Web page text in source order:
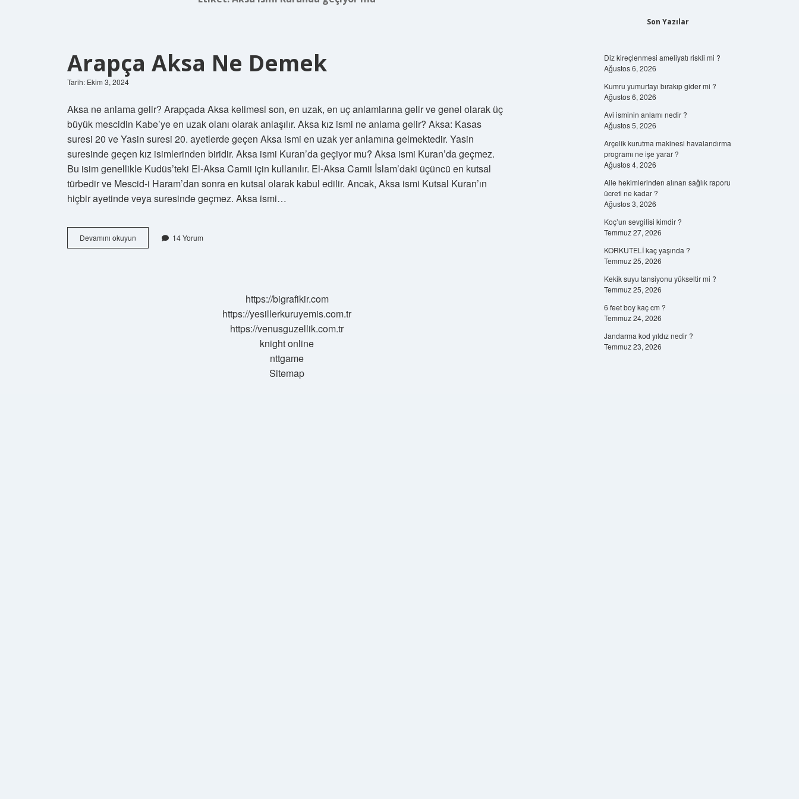
Arapça Aksa Ne Demek
Tarih: Ekim 3, 2024
Aksa ne anlama gelir? Arapçada Aksa kelimesi son, en uzak, en uç anlamlarına gelir ve genel olarak üç
büyük mescidin Kabe’ye en uzak olanı olarak anlaşılır. Aksa kız ismi ne anlama gelir? Aksa: Kasas
suresi 20 ve Yasin suresi 20. ayetlerde geçen Aksa ismi en uzak yer anlamına gelmektedir. Yasin
suresinde geçen kız isimlerinden biridir. Aksa ismi Kuran’da geçiyor mu? Aksa ismi Kuran’da geçmez.
Bu isim genellikle Kudüs’teki El-Aksa Camii için kullanılır. El-Aksa Camii İslam’daki üçüncü en kutsal
türbedir ve Mescid-i Haram’dan sonra en kutsal olarak kabul edilir. Ancak, Aksa ismi Kutsal Kuran’ın
hiçbir ayetinde veya suresinde geçmez. Aksa ismi…
Devamını okuyun
Aksa
14 Yorum
https://bigrafikir.com
https://yesillerkuruyemis.com.tr
https://venusguzellik.com.tr
knight online
nttgame
Sitemap
Son Yazılar
Diz kireçlenmesi ameliyatı riskli mi ?
Ağustos 6, 2026
Kumru yumurtayı bırakıp gider mi ?
Ağustos 6, 2026
Avi isminin anlamı nedir ?
Ağustos 5, 2026
Arçelik kurutma makinesi havalandırma
programı ne işe yarar ?
Ağustos 4, 2026
Aile hekimlerinden alınan sağlık raporu
ücreti ne kadar ?
Ağustos 3, 2026
Koç’un sevgilisi kimdir ?
Temmuz 27, 2026
KORKUTELİ kaç yaşında ?
Temmuz 25, 2026
Kekik suyu tansiyonu yükseltir mi ?
Temmuz 25, 2026
6 feet boy kaç cm ?
Temmuz 24, 2026
Jandarma kod yıldız nedir ?
Temmuz 23, 2026